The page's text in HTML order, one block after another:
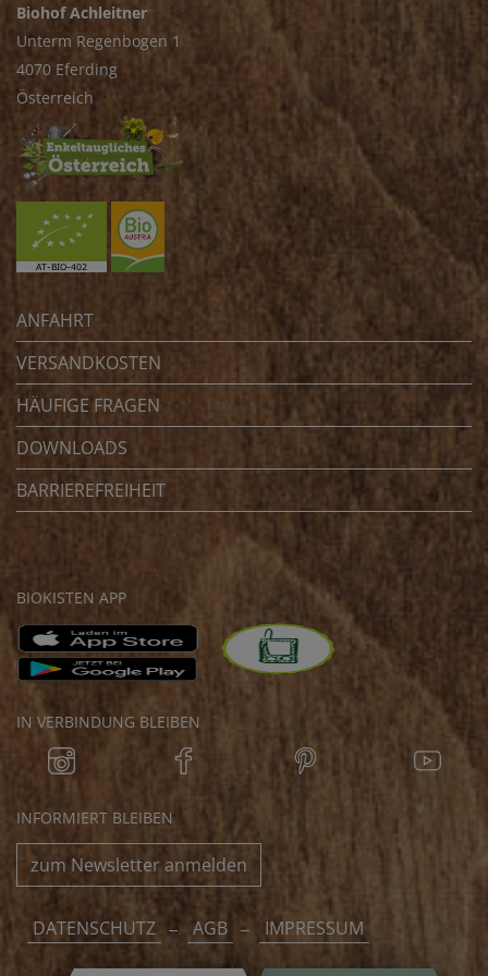
Biohof Achleitner
Unterm Regenbogen 1
4070 Eferding
Österreich
ANFAHRT
VERSANDKOSTEN
HÄUFIGE FRAGEN
DOWNLOADS
BARRIEREFREIHEIT
BIOKISTEN APP
IN VERBINDUNG BLEIBEN
INFORMIERT BLEIBEN
zum Newsletter anmelden
DATENSCHUTZ AGB IMPRESSUM